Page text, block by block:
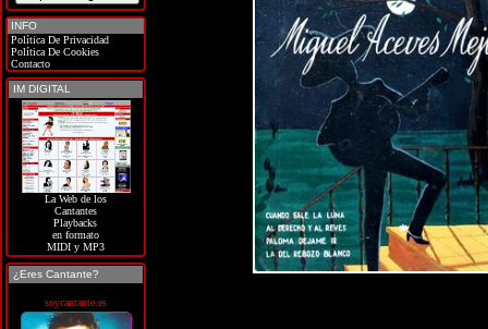
INFO
Política De Privacidad
Política De Cookies
Contacto
IM DIGITAL
La Web de los
Cantantes
Playbacks
en formato
MIDI y MP3
¿Eres Cantante?
soycantante.es